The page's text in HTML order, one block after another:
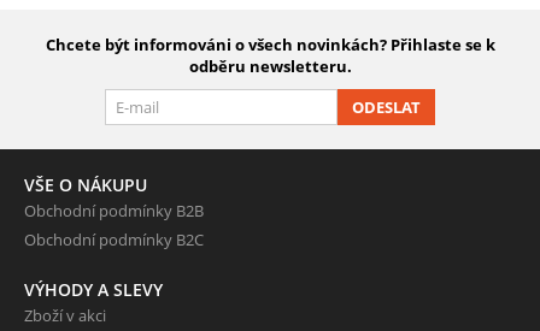
Chcete být informováni o všech novinkách? Přihlaste se k
odběru newsletteru.
ODESLAT
VŠE O NÁKUPU
Obchodní podmínky B2B
Obchodní podmínky B2C
VÝHODY A SLEVY
Zboží v akci